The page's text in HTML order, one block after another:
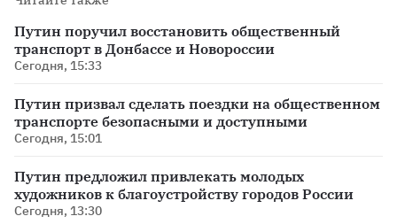
Путин поручил восстановить общественный
транспорт в Донбассе и Новороссии
Сегодня, 15:33
Путин призвал сделать поездки на общественном
транспорте безопасными и доступными
Сегодня, 15:01
Путин предложил привлекать молодых
художников к благоустройству городов России
Сегодня, 13:30